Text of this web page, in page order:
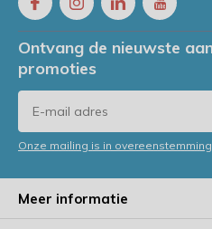
Ontvang de nieuwste
promoties
Onze mailing is in
Meer informatie